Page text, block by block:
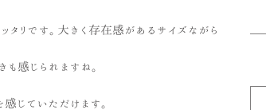
タリです。大きく存在感があるサイズながら
感じられますね。
じていただけます。